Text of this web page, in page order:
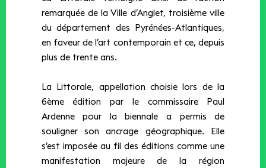
remarquée de la Ville d’Anglet, troisième ville
du département des Pyrénées-Atlantiques,
en faveur de l’art contemporain et ce, depuis
plus de trente ans.
La Littorale, appellation choisie lors de la
6ème édition par le commissaire Paul
Ardenne pour la biennale a permis de
souligner son ancrage géographique. Elle
s’est imposée au fil des éditions comme une
manifestation majeure de la région